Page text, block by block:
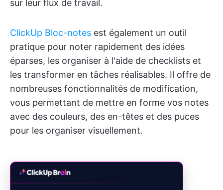
sur leur flux de travail.
ClickUp Bloc-notes est également un outil
pratique pour noter rapidement des idées
éparses, les organiser à l'aide de checklists et
les transformer en tâches réalisables. Il offre de
nombreuses fonctionnalités de modification,
vous permettant de mettre en forme vos notes
avec des couleurs, des en-têtes et des puces
pour les organiser visuellement.